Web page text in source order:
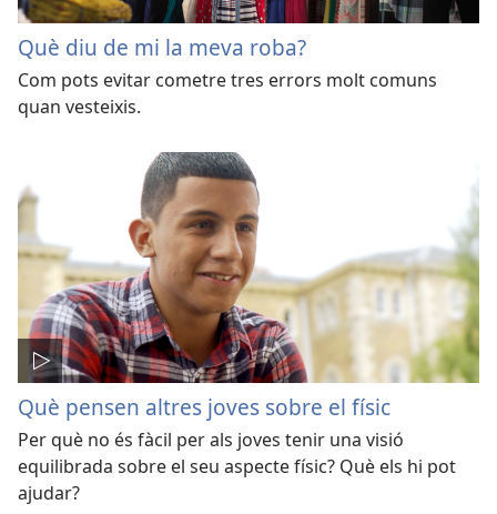
Què diu de mi la meva roba?
Com pots evitar cometre tres errors molt comuns
quan vesteixis.
Què pensen altres joves sobre el físic
Per què no és fàcil per als joves tenir una visió
equilibrada sobre el seu aspecte físic? Què els hi pot
ajudar?